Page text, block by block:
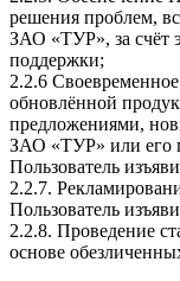
решения проблем,
ЗАО «ТУР», за счёт
поддержки;
2.2.6
обновлённой
предложениями,
ЗАО «ТУР» или его
Пользователь
2.2.7.
Пользователь
2.2.8. Проведение
основе